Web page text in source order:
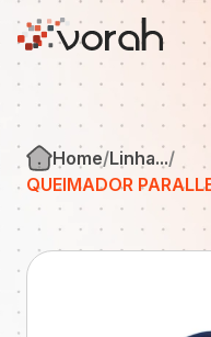
Sobre nós
Fireye
Forney
Soluções
Home Linha...
QUEIMADOR